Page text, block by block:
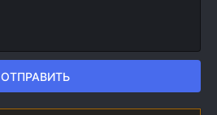
ОТПРАВИТЬ